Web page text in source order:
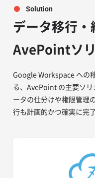
Solution
データ移行
AvePointソ
Google Workspace への
る、AvePoint の主要ソ
ータの仕分けや権限管理
行も計画的かつ確実に完